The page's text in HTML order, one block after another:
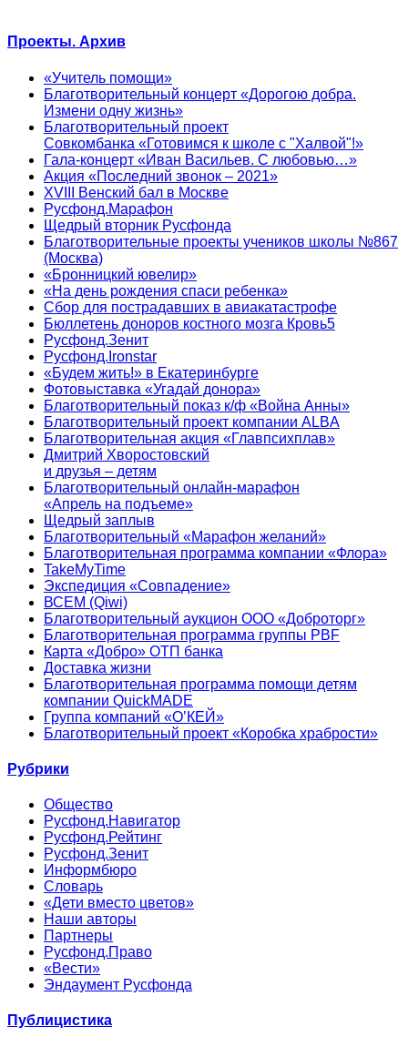
Проекты. Архив
«Учитель помощи»
Благотворительный концерт «Дорогою добра.
Измени одну жизнь»
Благотворительный проект
Совкомбанка «Готовимся к школе с "Халвой"!»
Гала-концерт «Иван Васильев. С любовью…»
Акция «Последний звонок – 2021»
XVIII Венский бал в Москве
Русфонд.Марафон
Щедрый вторник Русфонда
Благотворительные проекты учеников школы №867
(Москва)
«Бронницкий ювелир»
«На день рождения спаси ребенка»
Сбор для пострадавших в авиакатастрофе
Бюллетень доноров костного мозга Кровь5
Русфонд.Зенит
Русфонд.Ironstar
«Будем жить!» в Екатеринбурге
Фотовыставка «Угадай донора»
Благотворительный показ к/ф «Война Анны»
Благотворительный проект компании ALBA
Благотворительная акция «Главпсихплав»
Дмитрий Хворостовский
и друзья – детям
Благотворительный онлайн‑марафон
«Апрель на подъеме»
Щедрый заплыв
Благотворительный «Марафон желаний»
Благотворительная программа компании «Флора»
TakeMyTime
Экспедиция «Совпадение»
ВСЕМ (Qiwi)
Благотворительный аукцион ООО «Доброторг»
Благотворительная программа группы PBF
Карта «Добро» ОТП банка
Доставка жизни
Благотворительная программа помощи детям
компании QuickMADE
Группа компаний «О’КЕЙ»
Благотворительный проект «Коробка храбрости»
Рубрики
Общество
Русфонд.Навигатор
Русфонд.Рейтинг
Русфонд.Зенит
Информбюро
Словарь
«Дети вместо цветов»
Наши авторы
Партнеры
Русфонд.Право
«Вести»
Эндаумент Русфонда
Публицистика